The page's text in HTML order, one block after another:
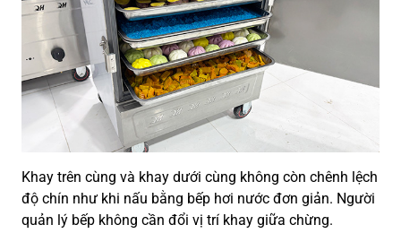
Khay trên cùng và khay dưới cùng không còn chênh lệch
độ chín như khi nấu bằng bếp hơi nước đơn giản. Người
quản lý bếp không cần đổi vị trí khay giữa chừng.